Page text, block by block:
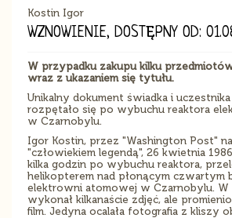
Kostin Igor
WZNOWIENIE, DOSTĘPNY OD:
W przypadku zakupu kilku
wraz z ukazaniem się tytułu.
Unikalny dokument świadka i uczestnika
rozpętało się po wybuchu reaktora
w Czarnobylu.
Igor Kostin, przez "Washington Post"
"człowiekiem legendą", 26 kwietnia
kilka godzin po wybuchu reaktora,
helikopterem nad płonącym czwartym
elektrowni atomowej w Czarnobylu. W
wykonał kilkanaście zdjęć, ale
film. Jedyna ocalała fotografia z kliszy